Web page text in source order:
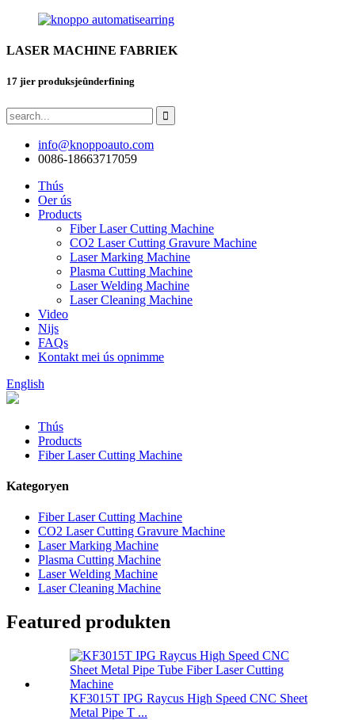
LASER MACHINE FABRIEK
17 jier produksjeûnderfining
info@knoppoauto.com
0086-18663717059
Thús
Oer ús
Products
Fiber Laser Cutting Machine
CO2 Laser Cutting Gravure Machine
Laser Marking Machine
Plasma Cutting Machine
Laser Welding Machine
Laser Cleaning Machine
Video
Nijs
FAQs
Kontakt mei ús opnimme
English
Thús
Products
Fiber Laser Cutting Machine
Kategoryen
Fiber Laser Cutting Machine
CO2 Laser Cutting Gravure Machine
Laser Marking Machine
Plasma Cutting Machine
Laser Welding Machine
Laser Cleaning Machine
Featured produkten
KF3015T IPG Raycus High Speed ​​CNC Sheet
Metal Pipe T ...